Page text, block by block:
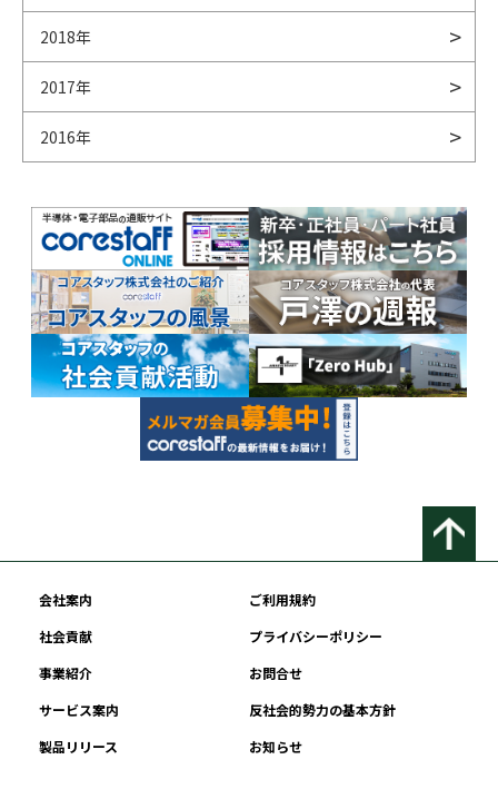
2018年
2017年
2016年
会社案内
ご利用規約
社会貢献
プライバシーポリシー
事業紹介
お問合せ
サービス案内
反社会的勢力の基本方針
製品リリース
お知らせ